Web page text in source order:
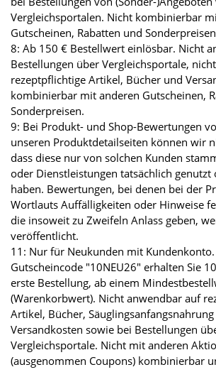
Vergleichsportalen. Nicht kombinierbar
Gutscheinen, Rabatten und
8: Ab 150 € Bestellwert einlösbar. Nicht
Bestellungen über Vergleichsportale,
rezeptpflichtige Artikel, Bücher und
kombinierbar mit anderen Gutscheinen,
Sonderpreisen.
9: Bei Produkt- und Shop-Bewertungen
unseren Produktdetailseiten können wir
dass diese nur von solchen Kunden
oder Dienstleistungen tatsächlich genutzt
haben. Bewertungen, bei denen bei der
Wortlauts Auffälligkeiten oder Hinweise
die insoweit zu Zweifeln Anlass geben,
veröffentlicht.
11: Nur für Neukunden mit
Gutscheincode "10NEU26" erhalten Sie
erste Bestellung, ab einem
(Warenkorbwert). Nicht anwendbar auf
Artikel, Bücher,
Versandkosten sowie bei Bestellungen
Vergleichsportale. Nicht mit anderen
(ausgenommen Coupons) kombinierbar